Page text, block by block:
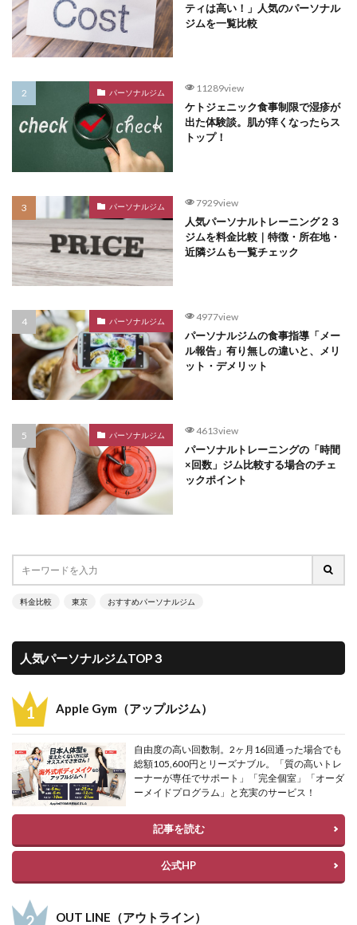
ティは高い！」人気のパーソナル
ジムを一覧比較
パーソナルジム 11289view
ケトジェニック食事制限で湿疹が
出た体験談。肌が痒くなったらス
トップ！
パーソナルジム 7929view
人気パーソナルトレーニング２３
ジムを料金比較｜特徴・所在地・
近隣ジムも一覧チェック
パーソナルジム 4977view
パーソナルジムの食事指導「メー
ル報告」有り無しの違いと、メリ
ット・デメリット
パーソナルジム 4613view
パーソナルトレーニングの「時間
×回数」ジム比較する場合のチェ
ックポイント
料金比較 東京 おすすめパーソナルジム
人気パーソナルジムTOP３
Apple Gym（アップルジム）
自由度の高い回数制。2ヶ月16回通った場合でも
総額105,600円とリーズナブル。「質の高いトレ
ーナーが専任でサポート」「完全個室」「オーダ
ーメイドプログラム」と充実のサービス！
記事を読む
公式HP
OUT LINE（アウトライン）